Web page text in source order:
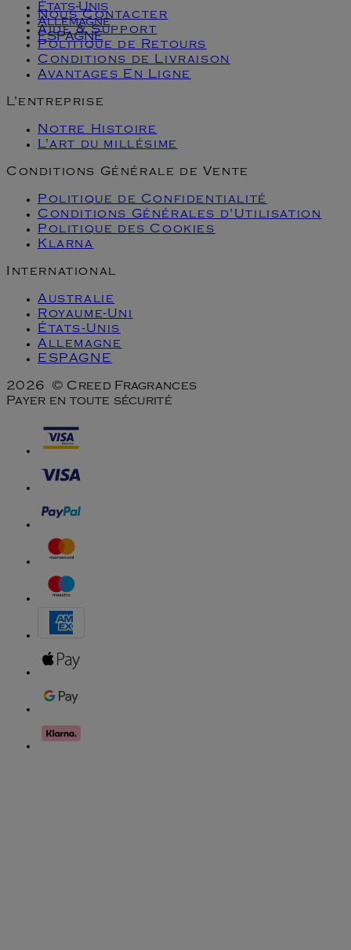
États-Unis
Allemagne
ESPAGNE
Nous Contacter
Aide & Support
Politique de Retours
Conditions de Livraison
Avantages En Ligne
L'entreprise
Notre Histoire
L'art du millésime
Conditions Générale de Vente
Politique de Confidentialité
Conditions Générales d'Utilisation
Politique des Cookies
Klarna
International
Australie
Royaume-Uni
États-Unis
Allemagne
ESPAGNE
2026 © Creed Fragrances
Payer en toute sécurité